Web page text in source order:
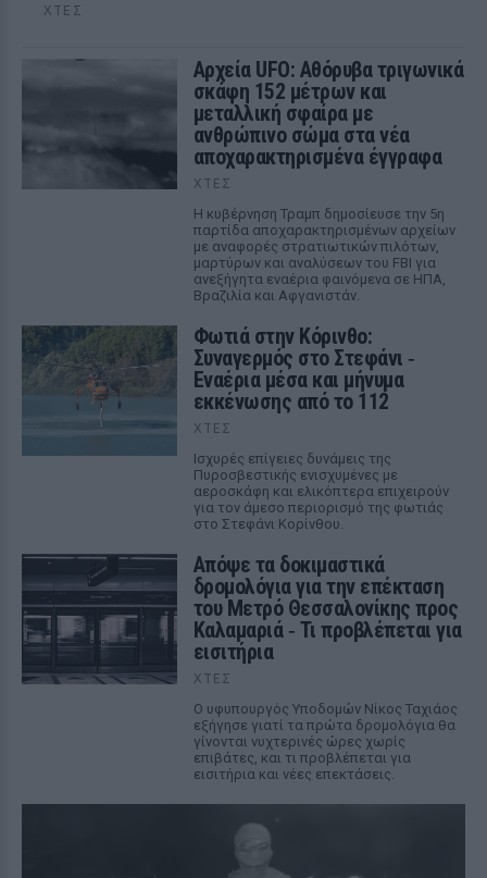
ΧΤΕΣ
Αρχεία UFO: Αθόρυβα τριγωνικά
σκάφη 152 μέτρων και
μεταλλική σφαίρα με
ανθρώπινο σώμα στα νέα
αποχαρακτηρισμένα έγγραφα
ΧΤΕΣ
Η κυβέρνηση Τραμπ δημοσίευσε την 5η
παρτίδα αποχαρακτηρισμένων αρχείων
με αναφορές στρατιωτικών πιλότων,
μαρτύρων και αναλύσεων του FBI για
ανεξήγητα εναέρια φαινόμενα σε ΗΠΑ,
Βραζιλία και Αφγανιστάν.
Φωτιά στην Κόρινθο:
Συναγερμός στο Στεφάνι ‑
Εναέρια μέσα και μήνυμα
εκκένωσης από το 112
ΧΤΕΣ
Ισχυρές επίγειες δυνάμεις της
Πυροσβεστικής ενισχυμένες με
αεροσκάφη και ελικόπτερα επιχειρούν
για τον άμεσο περιορισμό της φωτιάς
στο Στεφάνι Κορίνθου.
Απόψε τα δοκιμαστικά
δρομολόγια για την επέκταση
του Μετρό Θεσσαλονίκης προς
Καλαμαριά ‑ Τι προβλέπεται για
εισιτήρια
ΧΤΕΣ
Ο υφυπουργός Υποδομών Νίκος Ταχιάος
εξήγησε γιατί τα πρώτα δρομολόγια θα
γίνονται νυχτερινές ώρες χωρίς
επιβάτες, και τι προβλέπεται για
εισιτήρια και νέες επεκτάσεις.